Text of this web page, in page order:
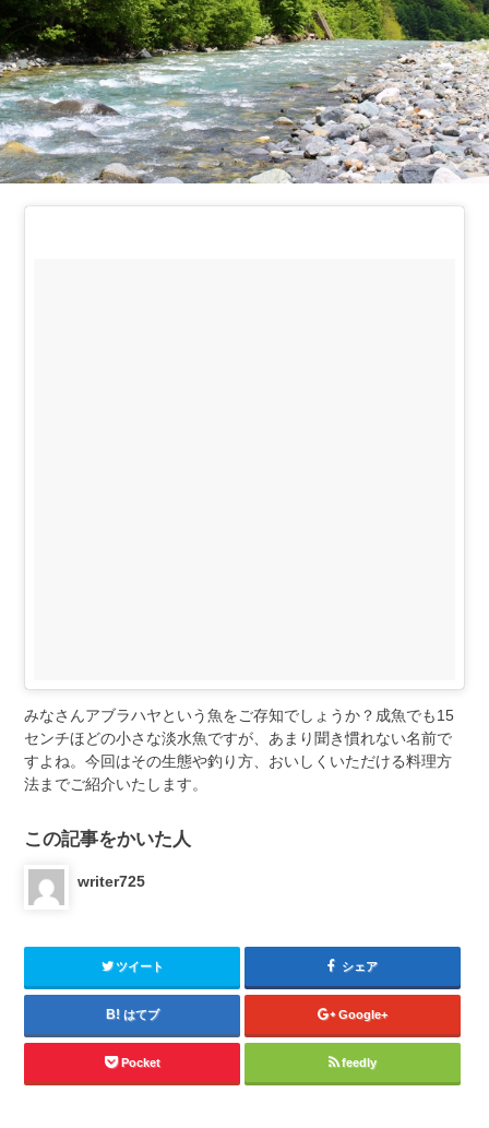
みなさんアブラハヤという魚をご存知でしょうか？成魚でも15
センチほどの小さな淡水魚ですが、あまり聞き慣れない名前で
すよね。今回はその生態や釣り方、おいしくいただける料理方
法までご紹介いたします。
この記事をかいた人
writer725
ツイート シェア
はてブ Google+
Pocket feedly